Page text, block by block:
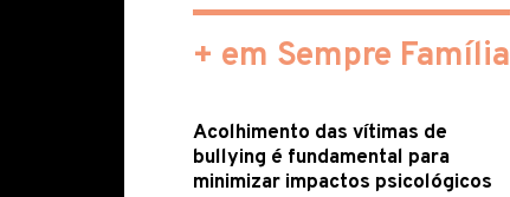
+ em Sempre Família
Acolhimento das vítimas de
bullying é fundamental para
minimizar impactos psicológicos